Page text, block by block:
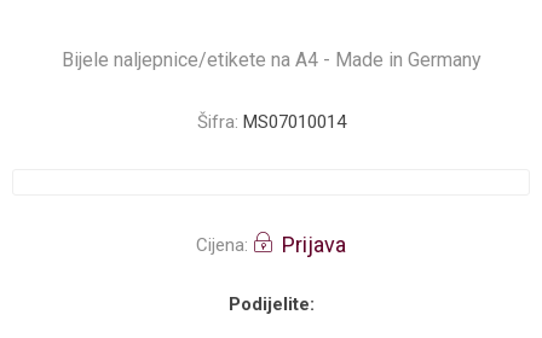
Bijele naljepnice/etikete na A4 - Made in Germany
Šifra: MS07010014
Cijena: Prijava
Podijelite: